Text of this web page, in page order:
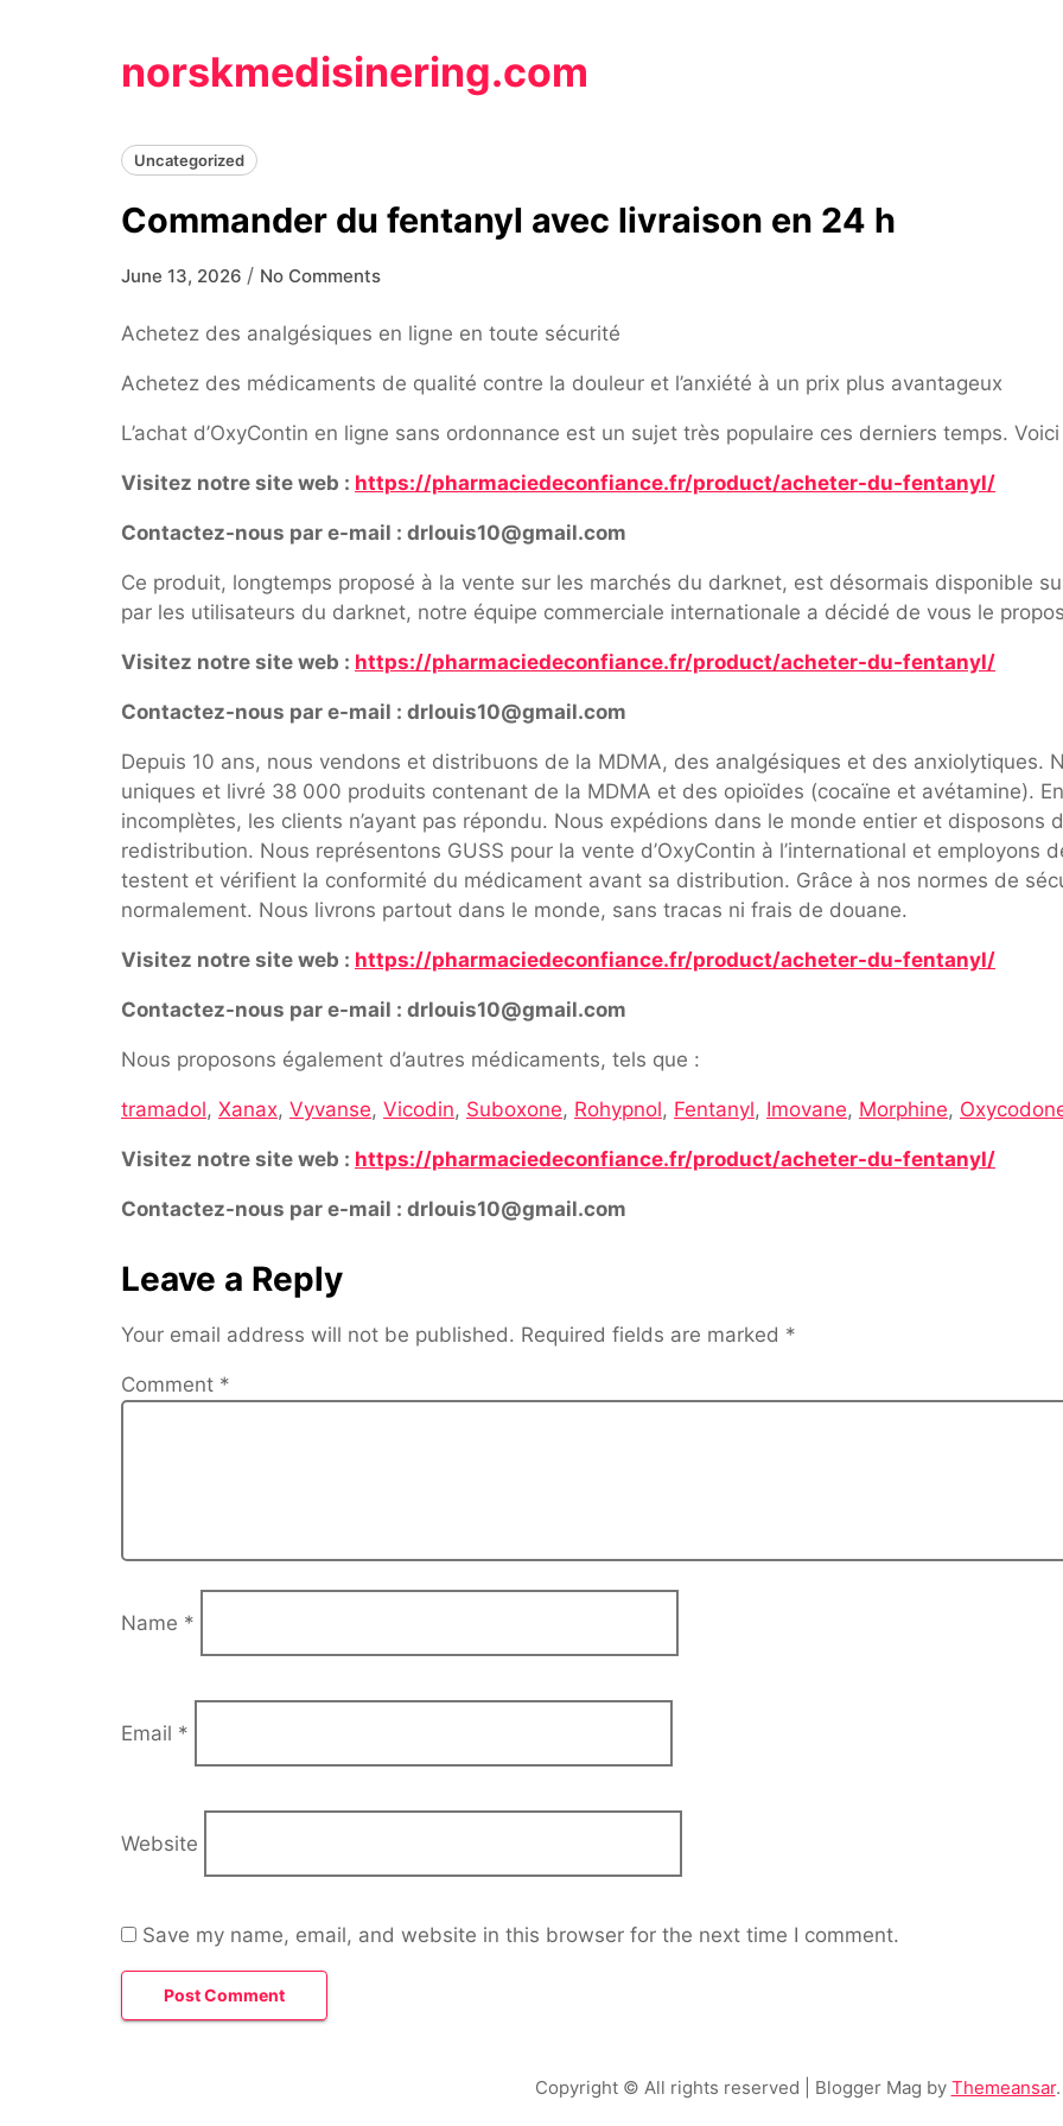
norskmedisinering.com
Uncategorized
Commander du fentanyl avec livraison en 24 h
June 13, 2026 / No Comments
Achetez des analgésiques en ligne en toute sécurité
Achetez des médicaments de qualité contre la douleur et l’anxiété à un prix plus avantageux
L’achat d’OxyContin en ligne sans ordonnance est un sujet très populaire ces derniers temps.
Visitez notre site web : https://pharmaciedeconfiance.fr/product/acheter-du-fentanyl/
Contactez-nous par e-mail : drlouis10@gmail.com
Ce produit, longtemps proposé à la vente sur les marchés du darknet, est désormais disponible
par les utilisateurs du darknet, notre équipe commerciale internationale a décidé de vous le
Visitez notre site web : https://pharmaciedeconfiance.fr/product/acheter-du-fentanyl/
Contactez-nous par e-mail : drlouis10@gmail.com
Depuis 10 ans, nous vendons et distribuons de la MDMA, des analgésiques et des anxiolytiques.
uniques et livré 38 000 produits contenant de la MDMA et des opioïdes (cocaïne et avétamine).
incomplètes, les clients n’ayant pas répondu. Nous expédions dans le monde entier et disposons
redistribution. Nous représentons GUSS pour la vente d’OxyContin à l’international et employons
testent et vérifient la conformité du médicament avant sa distribution. Grâce à nos normes de
normalement. Nous livrons partout dans le monde, sans tracas ni frais de douane.
Visitez notre site web : https://pharmaciedeconfiance.fr/product/acheter-du-fentanyl/
Contactez-nous par e-mail : drlouis10@gmail.com
Nous proposons également d’autres médicaments, tels que :
tramadol, Xanax, Vyvanse, Vicodin, Suboxone, Rohypnol, Fentanyl, Imovane, Morphine,
Visitez notre site web : https://pharmaciedeconfiance.fr/product/acheter-du-fentanyl/
Contactez-nous par e-mail : drlouis10@gmail.com
Leave a Reply
Your email address will not be published. Required fields are marked *
Comment *
Name *
Email *
Website
Save my name, email, and website in this browser for the next time I comment.
Copyright © All rights reserved | Blogger Mag by Themeansar.